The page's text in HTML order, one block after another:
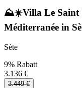
⛰️☀️Villa Le Saint
Méditerranée in
Sète
9% Rabatt
3.136 €
3.449 €